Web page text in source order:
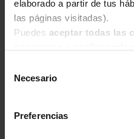
elaborado a partir de tus
las páginas visitadas).
Puedes aceptar todas las
Necesario
Preferencias
HANKY PANKY